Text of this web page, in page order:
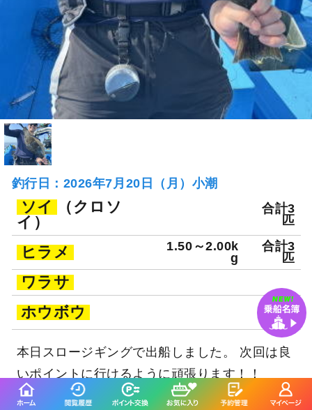
釣行日：2026年7月20日（月）小潮
ソイ
（クロソ
イ）
合計3
匹
ヒラメ
1.50～2.00k
g
合計3
匹
ワラサ
ホウボウ
合計6
匹
本日スロージギングで出船しました。 次回は良
いポイントに行けるように頑張ります！！
続きを表示